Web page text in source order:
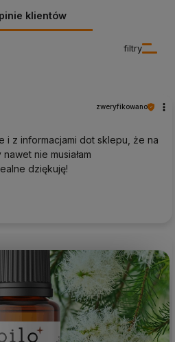
klientów
filtry
zweryfikowano
i z informacjami dot sklepu, że na
nie musiałam
dziękuję!